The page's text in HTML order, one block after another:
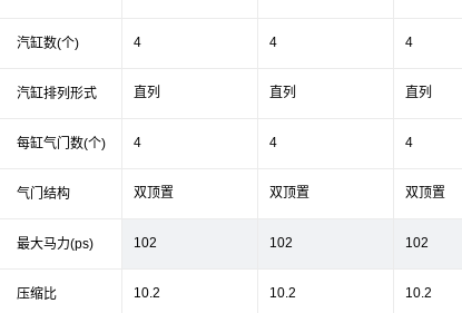
汽缸数(个)
汽缸排列形式
每缸气门数(个)
气门结构
最大马力(ps)
压缩比
4 4 4
直列 直列 直列
4 4 4
双顶置 双顶置 双顶置
102 102 102
10.2 10.2 10.2